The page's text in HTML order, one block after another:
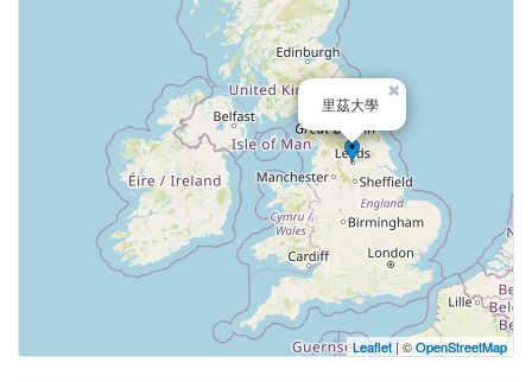
里茲大學
×
Leaflet | ©OpenStreetMap